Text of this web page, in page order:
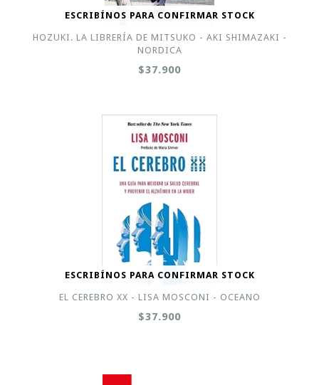
ESCRIBÍNOS PARA CONFIRMAR STOCK
HOZUKI. LA LIBRERÍA DE MITSUKO - AKI SHIMAZAKI -
NORDICA
$37.900
ESCRIBÍNOS PARA CONFIRMAR STOCK
EL CEREBRO XX - LISA MOSCONI - OCEANO
$37.900